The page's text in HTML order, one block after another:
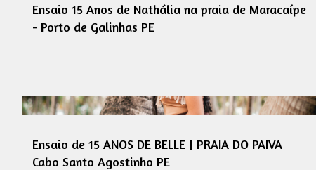
Ensaio 15 Anos de Nathália na praia de Maracaípe
- Porto de Galinhas PE
Ensaio de 15 ANOS DE BELLE | PRAIA DO PAIVA
Cabo Santo Agostinho PE